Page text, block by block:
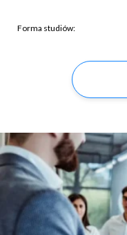
Forma studiów: